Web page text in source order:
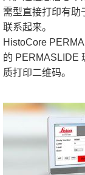
需型直接打印有助
联系起来。
HistoCore
的 PERMASLIDE
质打印二维码。